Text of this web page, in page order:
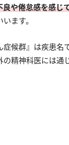
や倦怠感を感じ
ます。
症候群』は疾患名
精神科医には通